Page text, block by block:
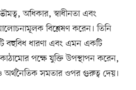
অধিকার, স্বাধীনতা এবং
বিশ্লেষণ করেন। তিনি
বহুবিধ ধারণা এবং এমন একটি
পক্ষে যুক্তি উপস্থাপন করেন,
অর্থনৈতিক সমতার ওপর গুরুত্ব দেয়।